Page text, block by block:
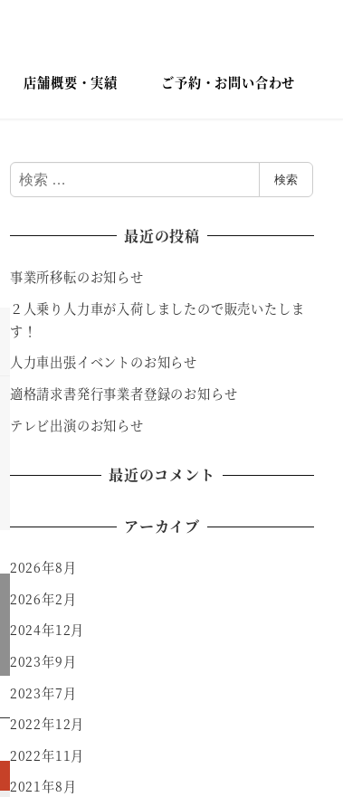
店舗概要・実績 ご予約・お問い合わせ
検
索
検索
最近の投稿
事業所移転のお知らせ
２人乗り人力車が入荷しましたので販売いたしま
す！
人力車出張イベントのお知らせ
適格請求書発行事業者登録のお知らせ
テレビ出演のお知らせ
最近のコメント
アーカイブ
2026年8月
2026年2月
2024年12月
2023年9月
2023年7月
2022年12月
2022年11月
2021年8月